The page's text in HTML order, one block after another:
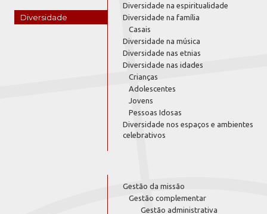
Diversidade
Diversidade na espiritualidade
Diversidade na família
Casais
Diversidade na música
Diversidade nas etnias
Diversidade nas idades
Crianças
Adolescentes
Jovens
Pessoas Idosas
Diversidade nos espaços e ambientes
celebrativos
Gestão da missão
Gestão complementar
Gestão administrativa